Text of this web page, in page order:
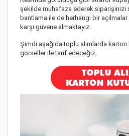
şekilde muhafaza ederek siparişinizi
bantlama ile de herhangi bir açılmalar
karşı güvene almaktayız.
Şimdi aşağıda toplu alımlarda
görseller ile tarif edeceğiz,